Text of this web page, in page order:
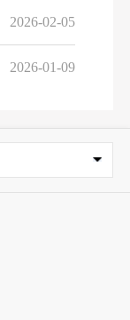
2026-02-05
2026-01-09